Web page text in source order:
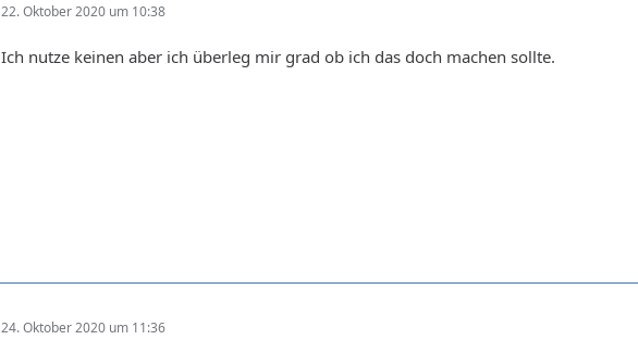
22. Oktober 2020 um 10:38
Ich nutze keinen aber ich überleg mir grad ob ich das doch machen sollte.
24. Oktober 2020 um 11:36